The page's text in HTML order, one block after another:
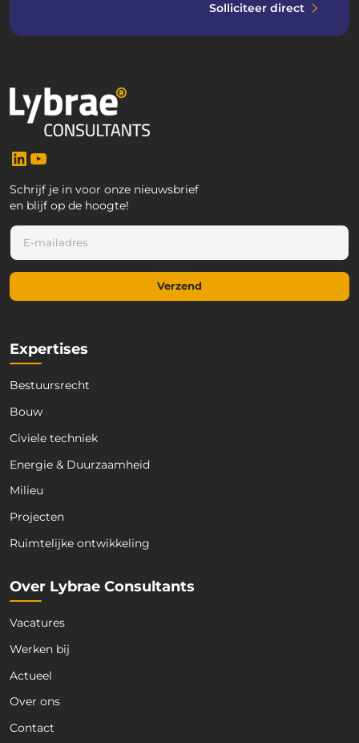
Solliciteer direct
LinkedIn
Schrijf je in voor onze nieuwsbrief
en blijf op de hoogte!
m
i
l
E
m
a
i
Verzend
Expertises
Bestuursrecht
Bouw
Civiele techniek
Energie & Duurzaamheid
Milieu
Projecten
Ruimtelijke ontwikkeling
Over Lybrae Consultants
Vacatures
Werken bij
Actueel
Over ons
Contact